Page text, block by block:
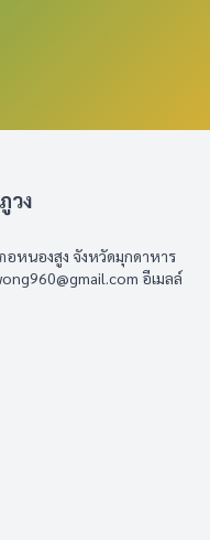
วง
อหนองสูง จังหวัดมุกดาหาร
อีเมลล์